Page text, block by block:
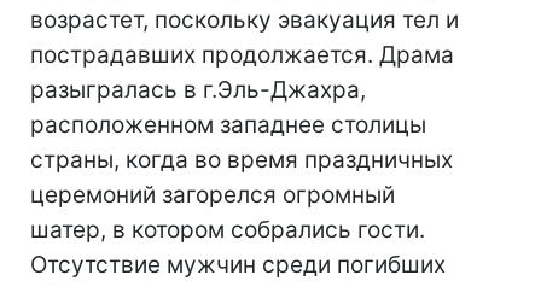
возрастет, поскольку эвакуация тел и
пострадавших продолжается. Драма
разыгралась в г.Эль-Джахра,
расположенном западнее столицы
страны, когда во время праздничных
церемоний загорелся огромный
шатер, в котором собрались гости.
Отсутствие мужчин среди погибших